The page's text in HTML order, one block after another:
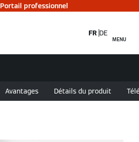
Portail professionnel
MENU
FR DE
Avantages Détails du produit